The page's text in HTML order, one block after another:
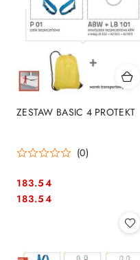
ZESTAW BASIC 4 PROTEKT
(0)
Cena:
183.54
Cena:
183.54